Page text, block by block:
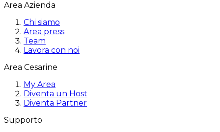
Area Azienda
Chi siamo
Area press
Team
Lavora con noi
Area Cesarine
My Area
Diventa un Host
Diventa Partner
Supporto